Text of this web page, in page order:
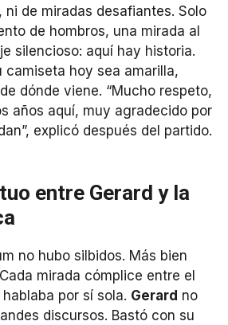
ni de miradas desafiantes. Solo
de hombros, una mirada al
silencioso: aquí hay historia.
camiseta hoy sea amarilla,
dónde viene. “Mucho respeto,
años aquí, muy agradecido por
explicó después del partido.
entre Gerard y la
no hubo silbidos. Más bien
mirada cómplice entre el
por sí sola. Gerard no
discursos. Bastó con su